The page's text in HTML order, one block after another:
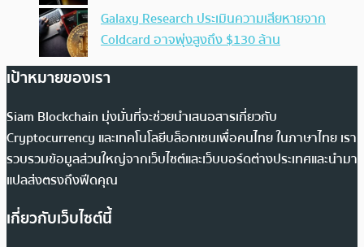
Galaxy Research ประเมินความเสียหายจาก
Coldcard อาจพุ่งสูงถึง $130 ล้าน
เป้าหมายของเรา
Siam Blockchain มุ่งมั่นที่จะช่วยนำเสนอสารเกี่ยวกับ
Cryptocurrency และเทคโนโลยีบล็อกเชนเพื่อคนไทย ในภาษาไทย เรา
รวบรวมข้อมูลส่วนใหญ่จากเว็บไซต์และเว็บบอร์ดต่างประเทศและนำมา
แปลส่งตรงถึงฟีดคุณ
เกี่ยวกับเว็บไซต์นี้